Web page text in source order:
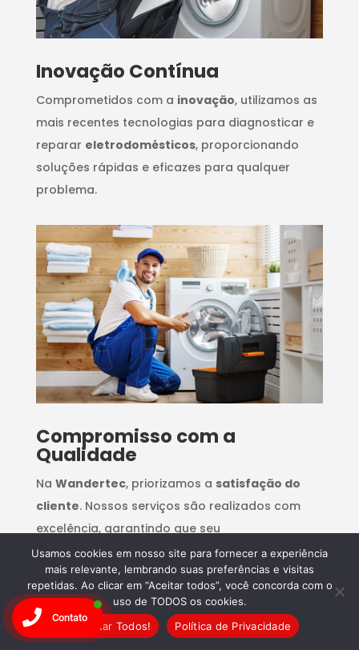
Inovação Contínua
Comprometidos com a inovação, utilizamos as
mais recentes tecnologias para diagnosticar e
reparar eletrodomésticos, proporcionando
soluções rápidas e eficazes para qualquer
problema.
Compromisso com a
Qualidade
Na Wandertec, priorizamos a satisfação do
cliente. Nossos serviços são realizados com
excelência, garantindo que seu
eletrodomésticofuncione como novo.Confie
na Wandertec e agende seu conserto hoje
mesmo!
Usamos cookies em nosso site para fornecer a experiência
mais relevante, lembrando suas preferências e visitas
repetidas. Ao clicar em “Aceitar todos”, você concorda com o
uso de TODOS os cookies.
Aceitar Todos!
Política de Privacidade
Contato